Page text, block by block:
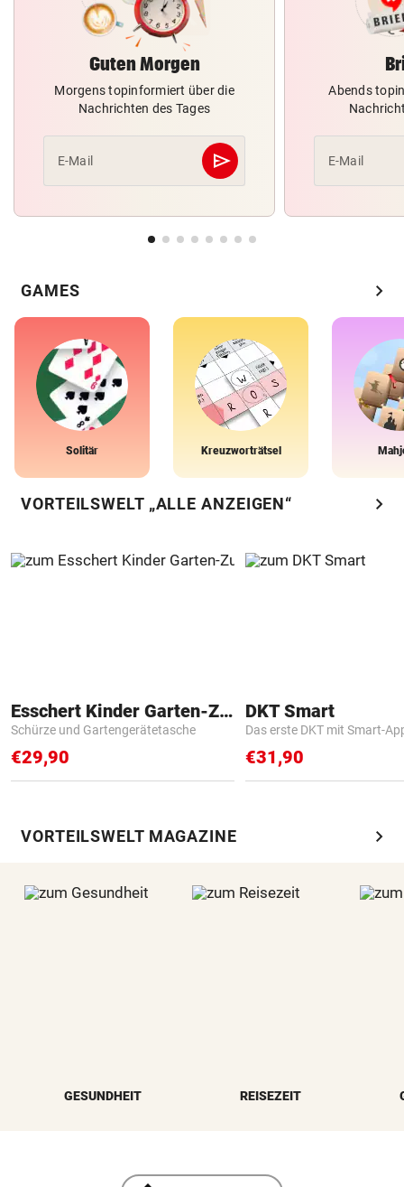
Guten Morgen
Morgens topinformiert über die
Nachrichten des Tages
E-Mail send
Abschicken
Abends
E-Mail
GAMES chevron_right
Solitär Kreuzworträtsel
VORTEILSWELT „ALLE ANZEIGEN“ chevron_right
Esschert Kinder Garten-Zubehör
Schürze und Gartengerätetasche
€29,90
DKT Smart
Das erste DKT mit Smart-
€31,90
VORTEILSWELT MAGAZINE chevron_right
GESUNDHEIT REISEZEIT